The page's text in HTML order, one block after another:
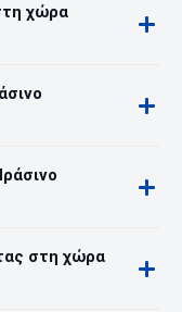
χώρα
στη χώρα